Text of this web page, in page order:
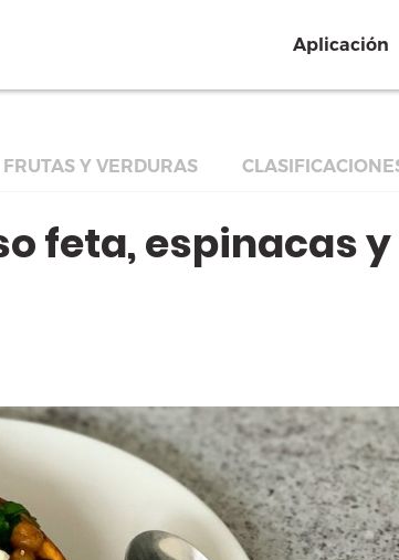
Aplicación
FRUTAS Y VERDURAS
feta, espinacas y